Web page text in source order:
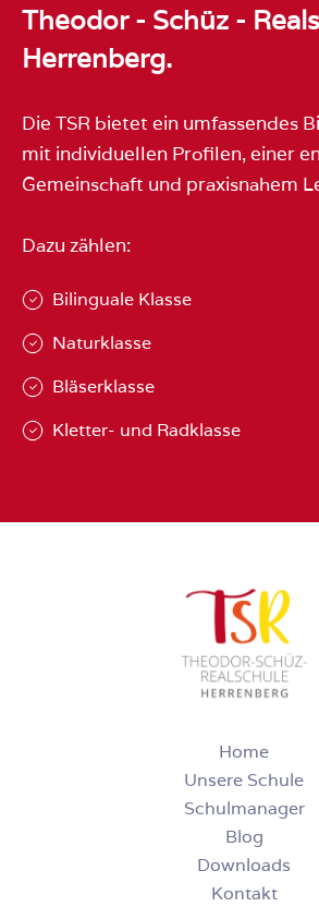
Theodor - Schüz -
Herrenberg.
Die TSR bietet ein umfassendes
mit individuellen Profilen, einer
Gemeinschaft und praxisnahem
Dazu zählen:
Bilinguale Klasse
Naturklasse
Bläserklasse
Kletter- und Radklasse
Home
Unsere Schule
Schulmanager
Blog
Downloads
Kontakt